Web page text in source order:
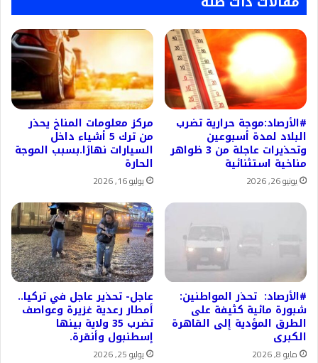
#الأرصاد:موجة حرارية تضرب
البلاد لمدة أسبوعين
وتحذيرات عاجلة من 3 ظواهر
مناخية استثنائية
يونيو 26, 2026
مركز معلومات المناخ يحذر
من ترك 5 أشياء داخل
السيارات نهارًا.بسبب الموجة
الحارة
يوليو 16, 2026
#الأرصاد: تحذر المواطنين:
شبورة مائية كثيفة على
الطرق المؤدية إلى القاهرة
الكبرى
مايو 8, 2026
عاجل- تحذير عاجل في تركيا..
أمطار رعدية غزيرة وعواصف
تضرب 35 ولاية بينها
إسطنبول وأنقرة.
يوليو 25, 2026